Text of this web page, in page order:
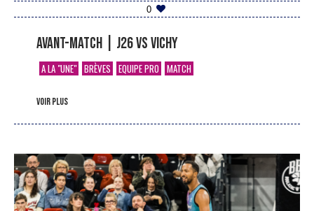
0
Avant-match | J26 vs Vichy
A LA "UNE" BRÈVES EQUIPE PRO MATCH
voir plus